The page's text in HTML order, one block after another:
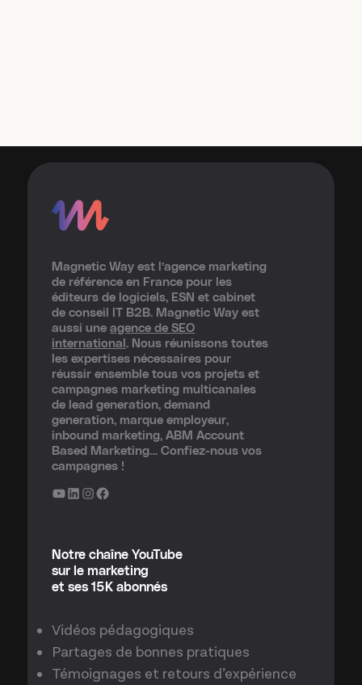
Magnetic Way est l’agence marketing
de référence en France pour les
éditeurs de logiciels, ESN et cabinet
de conseil IT B2B. Magnetic Way est
aussi une agence de SEO
international . Nous réunissons toutes
les expertises nécessaires pour
réussir ensemble tous vos projets et
campagnes marketing multicanales
de lead generation, demand
generation, marque employeur,
inbound marketing, ABM Account
Based Marketing… Confiez-nous vos
campagnes !
YouTube LinkedIn InstagramFacebook
Notre chaîne YouTube
sur le marketing
et ses 15K abonnés
Vidéos pédagogiques
Partages de bonnes pratiques
Témoignages et retours d’expérience